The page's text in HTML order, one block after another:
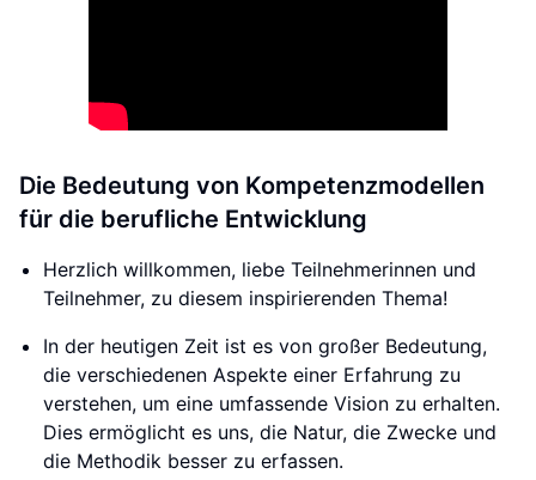
Die Bedeutung von Kompetenzmodellen
für die berufliche Entwicklung
Herzlich willkommen, liebe Teilnehmerinnen und
Teilnehmer, zu diesem inspirierenden Thema!
In der heutigen Zeit ist es von großer Bedeutung,
die verschiedenen Aspekte einer Erfahrung zu
verstehen, um eine umfassende Vision zu erhalten.
Dies ermöglicht es uns, die Natur, die Zwecke und
die Methodik besser zu erfassen.